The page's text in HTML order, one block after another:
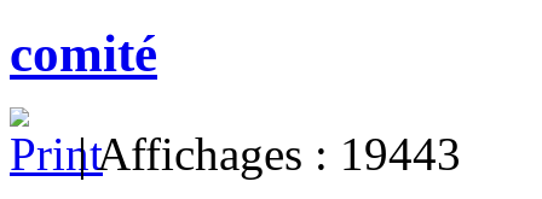
comité
| Affichages : 19443